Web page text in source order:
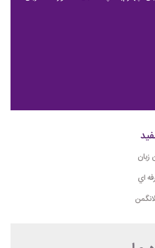
زبان
اي